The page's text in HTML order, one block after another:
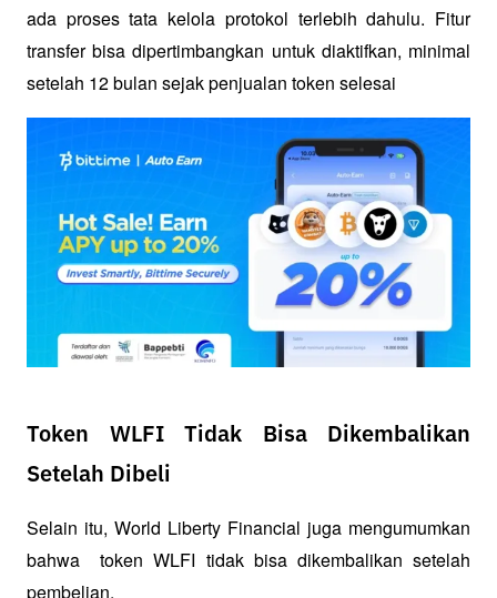
ada proses tata kelola protokol terlebih dahulu. Fitur
transfer bisa dipertimbangkan untuk diaktifkan, minimal
setelah 12 bulan sejak penjualan token selesai
Token WLFI Tidak Bisa Dikembalikan
Setelah Dibeli
Selain itu, World Liberty Financial juga mengumumkan
bahwa  token WLFI tidak bisa dikembalikan setelah
pembelian.